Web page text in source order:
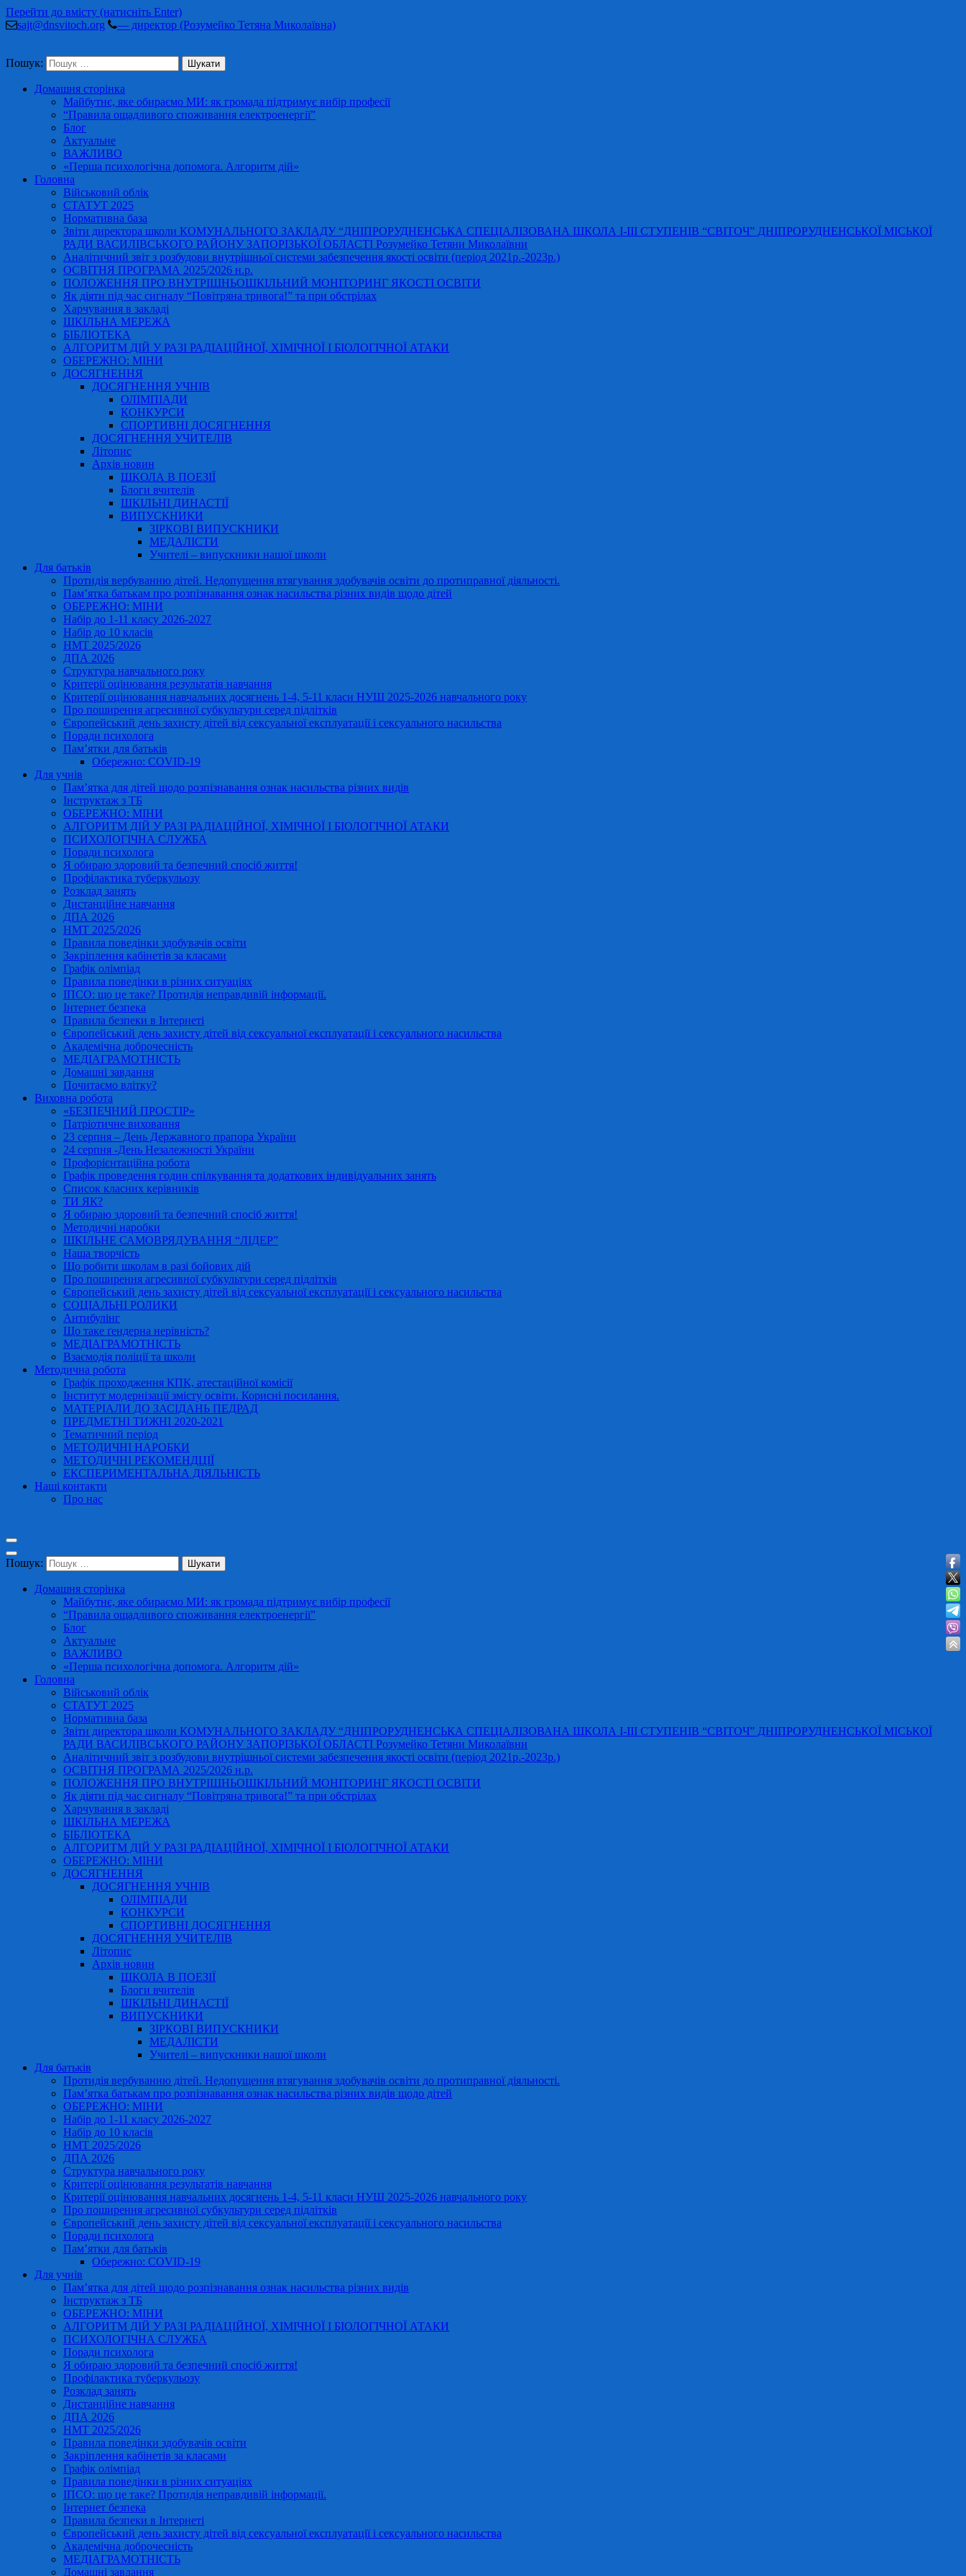
Перейти до вмісту (натисніть Enter)
sajt@dnsvitoch.org
— директор (Розумейко Тетяна Миколаївна)
Пошук:
Домашня сторінка
Майбутнє, яке обираємо МИ: як громада підтримує вибір професії
“Правила ощадливого споживання електроенергії”
Блог
Актуальне
ВАЖЛИВО
«Перша психологічна допомога. Алгоритм дій»
Головна
Військовий облік
СТАТУТ 2025
Нормативна база
Звіти директора школи КОМУНАЛЬНОГО ЗАКЛАДУ “ДНІПРОРУДНЕНСЬКА СПЕЦІАЛІЗОВАНА ШКОЛА І-ІІІ СТУПЕНІВ “СВІТОЧ” ДНІПРОРУДНЕНСЬКОЇ МІСЬКОЇ
РАДИ ВАСИЛІВСЬКОГО РАЙОНУ ЗАПОРІЗЬКОЇ ОБЛАСТІ Розумейко Тетяни Миколаївни
Аналітичний звіт з розбудови внутрішньої системи забезпечення якості освіти (період 2021р.-2023р.)
ОСВІТНЯ ПРОГРАМА 2025/2026 н.р.
ПОЛОЖЕННЯ ПРО ВНУТРІШНЬОШКІЛЬНИЙ МОНІТОРИНГ ЯКОСТІ ОСВІТИ
Як діяти під час сигналу “Повітряна тривога!” та при обстрілах
Харчування в закладі
ШКІЛЬНА МЕРЕЖА
БІБЛІОТЕКА
АЛГОРИТМ ДІЙ У РАЗІ РАДІАЦІЙНОЇ, ХІМІЧНОЇ І БІОЛОГІЧНОЇ АТАКИ
ОБЕРЕЖНО: МІНИ
ДОСЯГНЕННЯ
ДОСЯГНЕННЯ УЧНІВ
ОЛІМПІАДИ
КОНКУРСИ
СПОРТИВНІ ДОСЯГНЕННЯ
ДОСЯГНЕННЯ УЧИТЕЛІВ
Літопис
Архів новин
ШКОЛА В ПОЕЗІЇ
Блоги вчителів
ШКІЛЬНІ ДИНАСТІЇ
ВИПУСКНИКИ
ЗІРКОВІ ВИПУСКНИКИ
МЕДАЛІСТИ
Учителі – випускники нашої школи
Для батьків
Протидія вербуванню дітей. Недопущення втягування здобувачів освіти до протиправної діяльності.
Пам’ятка батькам про розпізнавання ознак насильства різних видів щодо дітей
ОБЕРЕЖНО: МІНИ
Набір до 1-11 класу 2026-2027
Набір до 10 класів
НМТ 2025/2026
ДПА 2026
Структура навчального року
Критерії оцінювання результатів навчання
Критерії оцінювання навчальних досягнень 1-4, 5-11 класи НУШ 2025-2026 навчального року
Про поширення агресивної субкультури серед підлітків
Європейський день захисту дітей від сексуальної експлуатації і сексуального насильства
Поради психолога
Пам’ятки для батьків
Обережно: COVID-19
Для учнів
Пам’ятка для дітей щодо розпізнавання ознак насильства різних видів
Інструктаж з ТБ
ОБЕРЕЖНО: МІНИ
АЛГОРИТМ ДІЙ У РАЗІ РАДІАЦІЙНОЇ, ХІМІЧНОЇ І БІОЛОГІЧНОЇ АТАКИ
ПСИХОЛОГІЧНА СЛУЖБА
Поради психолога
Я обираю здоровий та безпечний спосіб життя!
Профілактика туберкульозу
Розклад занять
Дистанційне навчання
ДПА 2026
НМТ 2025/2026
Правила поведінки здобувачів освіти
Закріплення кабінетів за класами
Графік олімпіад
Правила поведінки в різних ситуаціях
ІПСО: що це таке? Протидія неправдивій інформації.
Інтернет безпека
Правила безпеки в Інтернеті
Європейський день захисту дітей від сексуальної експлуатації і сексуального насильства
Академічна доброчесність
МЕДІАГРАМОТНІСТЬ
Домашні завдання
Почитаємо влітку?
Виховна робота
«БЕЗПЕЧНИЙ ПРОСТІР»
Патріотичне виховання
23 серпня – День Державного прапора України
24 серпня -День Незалежності України
Профорієнтаційна робота
Графік проведення годин спілкування та додаткових індивідуальних занять
Список класних керівників
ТИ ЯК?
Я обираю здоровий та безпечний спосіб життя!
Методичні наробки
ШКІЛЬНЕ САМОВРЯДУВАННЯ “ЛІДЕР”
Наша творчість
Що робити школам в разі бойових дій
Про поширення агресивної субкультури серед підлітків
Європейський день захисту дітей від сексуальної експлуатації і сексуального насильства
СОЦІАЛЬНІ РОЛИКИ
Антибулінг
Що таке ґендерна нерівність?
МЕДІАГРАМОТНІСТЬ
Взаємодія поліції та школи
Методична робота
Графік проходження КПК, атестаційної комісії
Інститут модернізації змісту освіти. Корисні посилання.
МАТЕРІАЛИ ДО ЗАСІДАНЬ ПЕДРАД
ПРЕДМЕТНІ ТИЖНІ 2020-2021
Тематичний період
МЕТОДИЧНІ НАРОБКИ
МЕТОДИЧНІ РЕКОМЕНДЦІЇ
ЕКСПЕРИМЕНТАЛЬНА ДІЯЛЬНІСТЬ
Наші контакти
Про нас
Пошук:
Домашня сторінка
Майбутнє, яке обираємо МИ: як громада підтримує вибір професії
“Правила ощадливого споживання електроенергії”
Блог
Актуальне
ВАЖЛИВО
«Перша психологічна допомога. Алгоритм дій»
Головна
Військовий облік
СТАТУТ 2025
Нормативна база
Звіти директора школи КОМУНАЛЬНОГО ЗАКЛАДУ “ДНІПРОРУДНЕНСЬКА СПЕЦІАЛІЗОВАНА ШКОЛА І-ІІІ СТУПЕНІВ “СВІТОЧ” ДНІПРОРУДНЕНСЬКОЇ МІСЬКОЇ
РАДИ ВАСИЛІВСЬКОГО РАЙОНУ ЗАПОРІЗЬКОЇ ОБЛАСТІ Розумейко Тетяни Миколаївни
Аналітичний звіт з розбудови внутрішньої системи забезпечення якості освіти (період 2021р.-2023р.)
ОСВІТНЯ ПРОГРАМА 2025/2026 н.р.
ПОЛОЖЕННЯ ПРО ВНУТРІШНЬОШКІЛЬНИЙ МОНІТОРИНГ ЯКОСТІ ОСВІТИ
Як діяти під час сигналу “Повітряна тривога!” та при обстрілах
Харчування в закладі
ШКІЛЬНА МЕРЕЖА
БІБЛІОТЕКА
АЛГОРИТМ ДІЙ У РАЗІ РАДІАЦІЙНОЇ, ХІМІЧНОЇ І БІОЛОГІЧНОЇ АТАКИ
ОБЕРЕЖНО: МІНИ
ДОСЯГНЕННЯ
ДОСЯГНЕННЯ УЧНІВ
ОЛІМПІАДИ
КОНКУРСИ
СПОРТИВНІ ДОСЯГНЕННЯ
ДОСЯГНЕННЯ УЧИТЕЛІВ
Літопис
Архів новин
ШКОЛА В ПОЕЗІЇ
Блоги вчителів
ШКІЛЬНІ ДИНАСТІЇ
ВИПУСКНИКИ
ЗІРКОВІ ВИПУСКНИКИ
МЕДАЛІСТИ
Учителі – випускники нашої школи
Для батьків
Протидія вербуванню дітей. Недопущення втягування здобувачів освіти до протиправної діяльності.
Пам’ятка батькам про розпізнавання ознак насильства різних видів щодо дітей
ОБЕРЕЖНО: МІНИ
Набір до 1-11 класу 2026-2027
Набір до 10 класів
НМТ 2025/2026
ДПА 2026
Структура навчального року
Критерії оцінювання результатів навчання
Критерії оцінювання навчальних досягнень 1-4, 5-11 класи НУШ 2025-2026 навчального року
Про поширення агресивної субкультури серед підлітків
Європейський день захисту дітей від сексуальної експлуатації і сексуального насильства
Поради психолога
Пам’ятки для батьків
Обережно: COVID-19
Для учнів
Пам’ятка для дітей щодо розпізнавання ознак насильства різних видів
Інструктаж з ТБ
ОБЕРЕЖНО: МІНИ
АЛГОРИТМ ДІЙ У РАЗІ РАДІАЦІЙНОЇ, ХІМІЧНОЇ І БІОЛОГІЧНОЇ АТАКИ
ПСИХОЛОГІЧНА СЛУЖБА
Поради психолога
Я обираю здоровий та безпечний спосіб життя!
Профілактика туберкульозу
Розклад занять
Дистанційне навчання
ДПА 2026
НМТ 2025/2026
Правила поведінки здобувачів освіти
Закріплення кабінетів за класами
Графік олімпіад
Правила поведінки в різних ситуаціях
ІПСО: що це таке? Протидія неправдивій інформації.
Інтернет безпека
Правила безпеки в Інтернеті
Європейський день захисту дітей від сексуальної експлуатації і сексуального насильства
Академічна доброчесність
МЕДІАГРАМОТНІСТЬ
Домашні завдання